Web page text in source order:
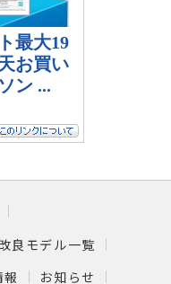
良モデル一覧
お知らせ